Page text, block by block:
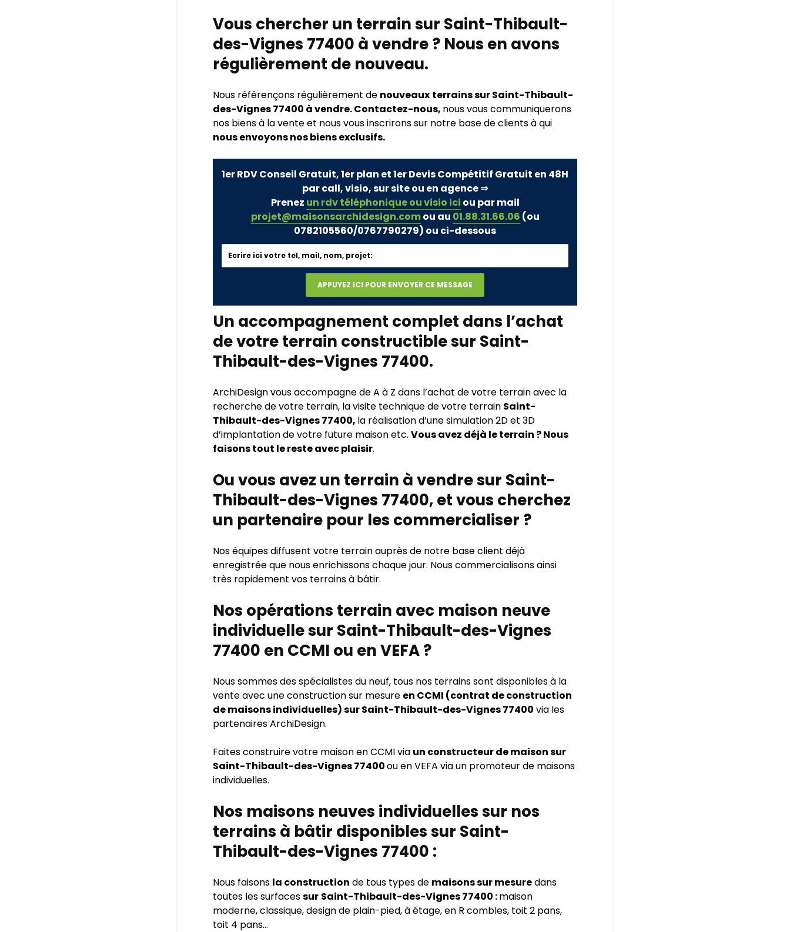
Vous chercher un terrain sur Saint-Thibault-
des-Vignes 77400 à vendre ? Nous en avons
régulièrement de nouveau.
Nous référençons régulièrement de nouveaux terrains sur Saint-Thibault-
des-Vignes 77400 à vendre. Contactez-nous, nous vous communiquerons
nos biens à la vente et nous vous inscrirons sur notre base de clients à qui
nous envoyons nos biens exclusifs.
1er RDV Conseil Gratuit, 1er plan et 1er Devis Compétitif Gratuit en 48H
par call, visio, sur site ou en agence ⇒
Prenez un rdv téléphonique ou visio ici ou par mail
projet@maisonsarchidesign.comou au 01.88.31.66.06 (ou
0782105560/0767790279) ou ci-dessous
Un accompagnement complet dans l’achat
de votre terrain constructible sur Saint-
Thibault-des-Vignes 77400.
ArchiDesign vous accompagne de A à Z dans l’achat de votre terrain avec la
recherche de votre terrain, la visite technique de votre terrain Saint-
Thibault-des-Vignes 77400, la réalisation d’une simulation 2D et 3D
d’implantation de votre future maison etc. Vous avez déjà le terrain ? Nous
faisons tout le reste avec plaisir.
Ou vous avez un terrain à vendre sur Saint-
Thibault-des-Vignes 77400, et vous cherchez
un partenaire pour les commercialiser ?
Nos équipes diffusent votre terrain auprès de notre base client déjà
enregistrée que nous enrichissons chaque jour. Nous commercialisons ainsi
très rapidement vos terrains à bâtir.
Nos opérations terrain avec maison neuve
individuelle sur Saint-Thibault-des-Vignes
77400 en CCMI ou en VEFA ?
Nous sommes des spécialistes du neuf, tous nos terrains sont disponibles à la
vente avec une construction sur mesure en CCMI (contrat de construction
de maisons individuelles) sur Saint-Thibault-des-Vignes 77400 via les
partenaires ArchiDesign.
Faites construire votre maison en CCMI via un constructeur de maison sur
Saint-Thibault-des-Vignes 77400ou en VEFA via un promoteur de maisons
individuelles.
Nos maisons neuves individuelles sur nos
terrains à bâtir disponibles sur Saint-
Thibault-des-Vignes 77400 :
Nous faisons la construction de tous types de maisons sur mesuredans
toutes les surfacessur Saint-Thibault-des-Vignes 77400 :maison
moderne, classique, design de plain-pied, à étage, en R combles, toit 2 pans,
toit 4 pans…